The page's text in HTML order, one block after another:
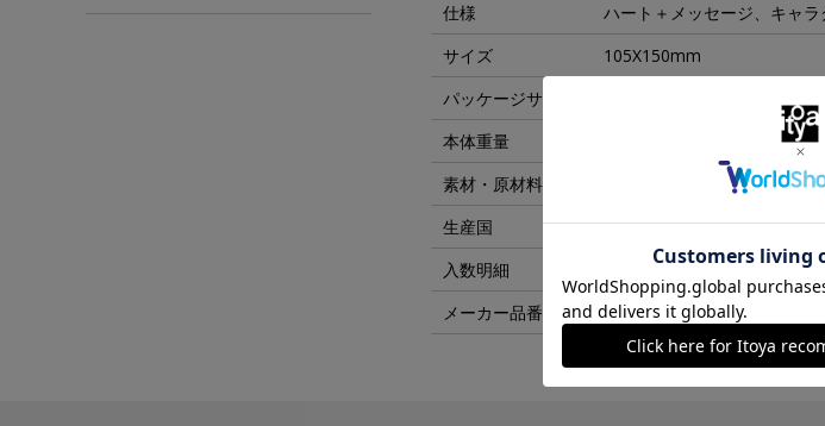
仕様
ハート＋メッセージ、キャ
サイズ
105X150mm
パッケージサイズ
本体重量
素材・原材料
生産国
日本
入数明細
７枚セット
メーカー品番
yaya78